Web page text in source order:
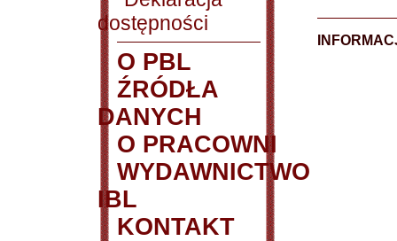
dostępności
O PBL
ŹRÓDŁA
DANYCH
O PRACOWNI
WYDAWNICTWO
IBL
KONTAKT